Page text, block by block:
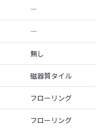
―
―
無し
磁器質タイル
フローリング
フローリング